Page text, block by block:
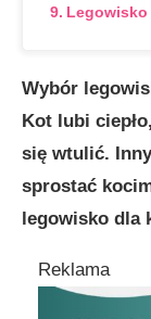
Wybór
Kot lubi
się wtulić.
sprostać
legowisko dla
Reklama